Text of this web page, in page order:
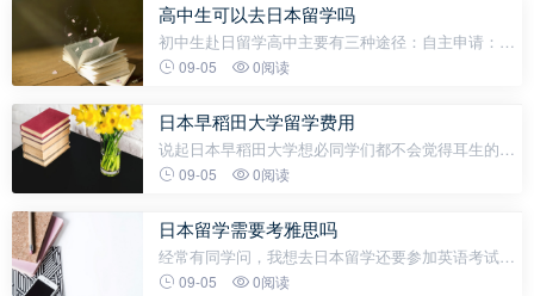
到！这辈子都逃不开英语的魔咒！但事实真的
高中生可以去日本留学吗
初中生赴日留学高中主要有三种途径：自主申请：适
合日语水平较高（建议JLPT N3以上）且熟悉日本教
成材料准备、翻译公证、与校方沟
09-05 0阅读
日本早稻田大学留学费用
说起日本早稻田大学想必同学们都不会觉得耳生的，
早稻田大学时日本乃至世界的一所名校，每年都有非
的学费也成为了一个关键性的问
09-05 0阅读
日本留学需要考雅思吗
经常有同学问，我想去日本留学还要参加英语考试
吗？其实这个问题需要分专业、学校来讨论，本科和
09-05 0阅读